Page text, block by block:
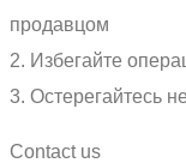
продавцом
2. Избегайте
3. Остерегайтесь
Contact us